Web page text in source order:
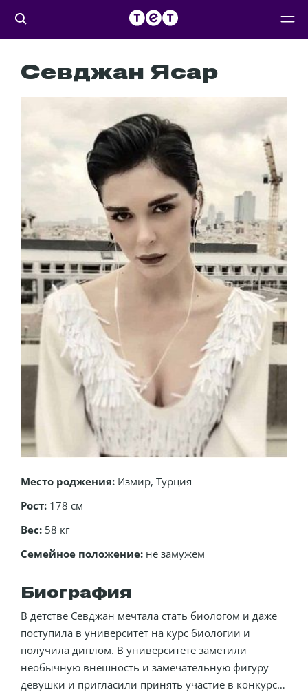
Севджан Ясар
Место роджения: Измир, Турция
Рост: 178 см
Вес: 58 кг
Семейное положение: не замужем
Биография
В детстве Севджан мечтала стать биологом и даже
поступила в университет на курс биологии и
получила диплом. В университете заметили
необычную внешность и замечательную фигуру
девушки и пригласили принять участие в конкурсе